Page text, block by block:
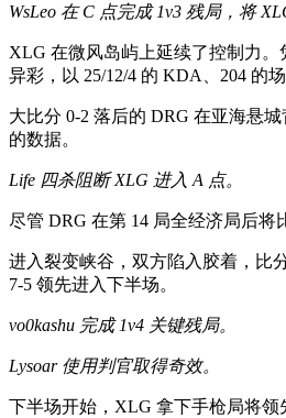
WsLeo 在 C 点完成 1v3 残局，将
XLG 在微风岛屿上延续了控制力。
异彩，以 25/12/4 的 KDA、204 的
大比分 0-2 落后的 DRG 在亚海悬
的数据。
Life 四杀阻断 XLG 进入 A 点。
尽管 DRG 在第 14 局全经济局后将
进入裂变峡谷，双方陷入胶着，比
7-5 领先进入下半场。
vo0kashu 完成 1v4 关键残局。
Lysoar 使用判官取得奇效。
下半场开始，XLG 拿下手枪局将领